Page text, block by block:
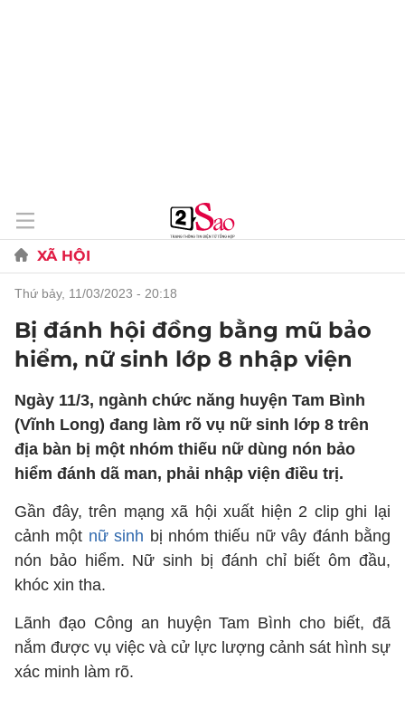
XÃ HỘI
thứ bảy, 11/03/2023 - 20:18
Bị đánh hội đồng bằng mũ bảo
hiểm, nữ sinh lớp 8 nhập viện
Ngày 11/3, ngành chức năng huyện Tam Bình
(Vĩnh Long) đang làm rõ vụ nữ sinh lớp 8 trên
địa bàn bị một nhóm thiếu nữ dùng nón bảo
hiểm đánh dã man, phải nhập viện điều trị.
Gần đây, trên mạng xã hội xuất hiện 2 clip ghi lại
cảnh một nữ sinh bị nhóm thiếu nữ vây đánh bằng
nón bảo hiểm. Nữ sinh bị đánh chỉ biết ôm đầu,
khóc xin tha.
Lãnh đạo Công an huyện Tam Bình cho biết, đã
nắm được vụ việc và cử lực lượng cảnh sát hình sự
xác minh làm rõ.